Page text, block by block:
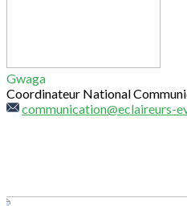
Gwaga
Coordinateur National
communication@eclaireurs-